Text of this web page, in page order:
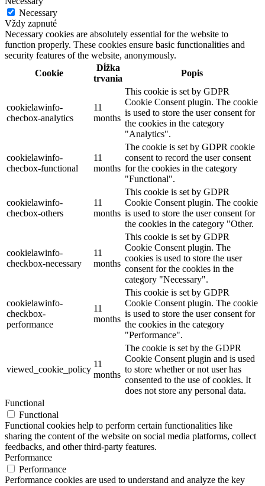
Necessary
Vždy zapnuté
Necessary cookies are absolutely essential for the website to
function properly. These cookies ensure basic functionalities and
security features of the website, anonymously.
Cookie
Dĺžka
trvania
Popis
cookielawinfo-
checbox-analytics
11
months
This cookie is set by GDPR
Cookie Consent plugin. The cookie
is used to store the user consent for
the cookies in the category
"Analytics".
cookielawinfo-
checbox-functional
11
months
The cookie is set by GDPR cookie
consent to record the user consent
for the cookies in the category
"Functional".
cookielawinfo-
checbox-others
11
months
This cookie is set by GDPR
Cookie Consent plugin. The cookie
is used to store the user consent for
the cookies in the category "Other.
cookielawinfo-
checkbox-necessary
11
months
This cookie is set by GDPR
Cookie Consent plugin. The
cookies is used to store the user
consent for the cookies in the
category "Necessary".
cookielawinfo-
checkbox-
performance
11
months
This cookie is set by GDPR
Cookie Consent plugin. The cookie
is used to store the user consent for
the cookies in the category
"Performance".
viewed_cookie_policy
11
months
The cookie is set by the GDPR
Cookie Consent plugin and is used
to store whether or not user has
consented to the use of cookies. It
does not store any personal data.
Functional
Functional
Functional cookies help to perform certain functionalities like
sharing the content of the website on social media platforms, collect
feedbacks, and other third-party features.
Performance
Performance
Performance cookies are used to understand and analyze the key